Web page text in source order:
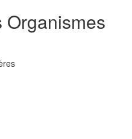
Organismes